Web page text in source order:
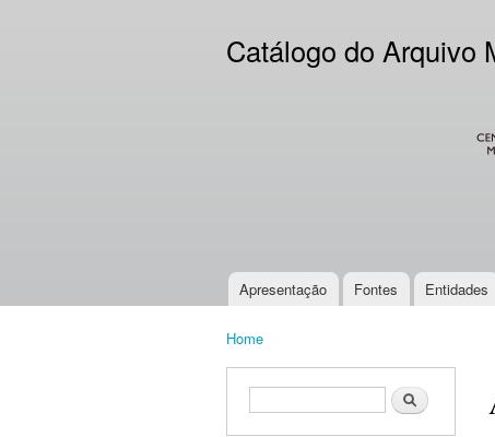
Catálogo do Arquivo
Main menu
Apresentação Fontes Entidades
Home
Search form Search